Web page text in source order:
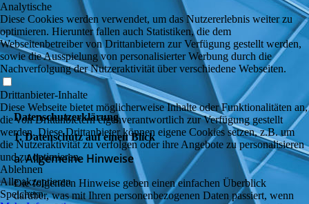
Daten­schutz­erklärung
1. Datenschutz auf einen Blick
a. Allgemeine Hinweise
Die folgenden Hinweise geben einen einfachen Überblick
darüber, was mit Ihren personenbezogenen Daten passiert, wenn
Analytische
Diese Cookies werden verwendet, um das Nutzererlebnis weiter zu
optimieren. Hierunter fallen auch Statistiken, die dem
Webseitenbetreiber von Drittanbietern zur Verfügung gestellt werden,
sowie die Ausspielung von personalisierter Werbung durch die
Nachverfolgung der Nutzeraktivität über verschiedene Webseiten.
Drittanbieter-Inhalte
Diese Webseite bietet möglicherweise Inhalte oder Funktionalitäten an,
die von Drittanbietern eigenverantwortlich zur Verfügung gestellt
werden. Diese Drittanbieter können eigene Cookies setzen, z.B. um
die Nutzeraktivität zu verfolgen oder ihre Angebote zu personalisieren
und zu optimieren.
Ablehnen
Alle akzeptieren
Speichern